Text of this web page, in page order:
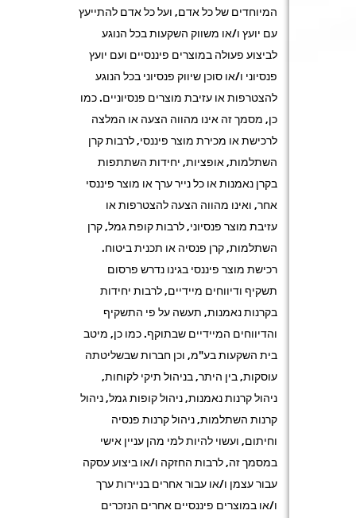
המיוחדים של כל אדם, ועל כל אדם להתייעץ
עם יועץ ו/או משווק השקעות בכל הנוגע
לביצוע פעולה במוצרים פיננסיים ועם יועץ
פנסיוני ו/או סוכן שיווק פנסיוני בכל הנוגע
להצטרפות או עזיבת מוצרים פנסיוניים. כמו
כן, מסמך זה אינו מהווה הצעה או המלצה
לרכישת או מכירת מוצר פיננסי, לרבות קרן
השתלמות, אופציות, יחידות השתתפות
בקרן נאמנות או כל נייר ערך או מוצר פיננסי
אחר, ואינו מהווה הצעה להצטרפות או
עזיבת מוצר פנסיוני, לרבות קופת גמל, קרן
השתלמות, קרן פנסיה או תכנית ביטוח.
רכישת מוצר פיננסי בגינו נדרש פרסום
תשקיף ודיווחים מיידיים, לרבות יחידות
בקרנות נאמנות, תעשה על פי התשקיף
והדיווחים המיידיים שבתוקף. כמו כן, מיטב
בית השקעות בע"מ, וכן חברות שבשליטתה
עוסקות, בין היתר, בניהול תיקי לקוחות,
ניהול קרנות נאמנות, ניהול קופות גמל, ניהול
קרנות השתלמות, ניהול קרנות פנסיה
וחיתום, ועשוי להיות למי מהן עניין אישי
במסמך זה, לרבות החזקה ו/או ביצוע עסקה
עבור עצמן ו/או עבור אחרים בניירות ערך
ו/או במוצרים פיננסיים אחרים הנזכרים